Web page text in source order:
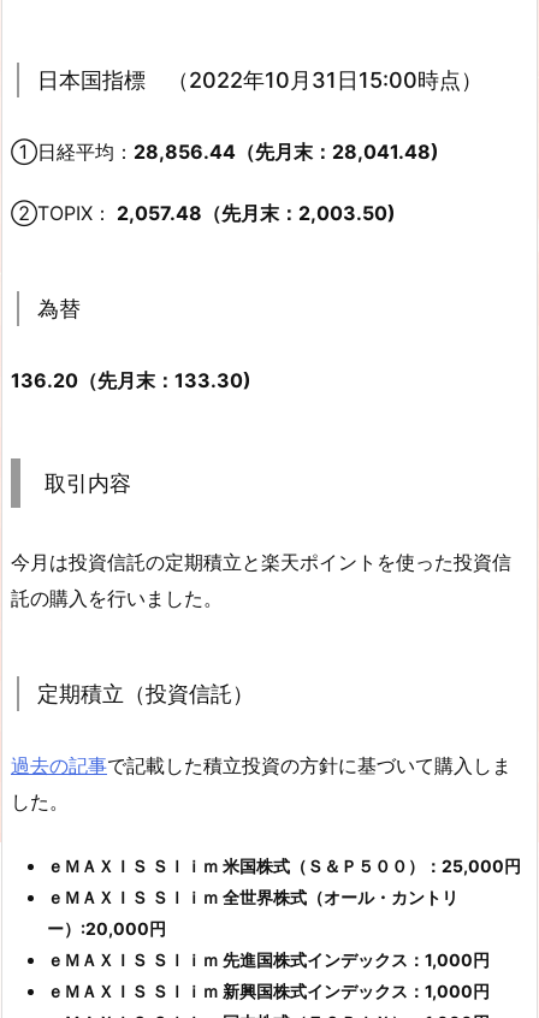
日本国指標 （2022年10月31日15:00時点）
①日経平均： 28,856.44（先月末：28,041.48)
②TOPIX： 2,057.48（先月末：2,003.50)
為替
136.20（先月末：133.30)
取引内容
今月は投資信託の定期積立と楽天ポイントを使った投資信
託の購入を行いました。
定期積立（投資信託）
過去の記事で記載した積立投資の方針に基づいて購入しま
した。
ｅＭＡＸＩＳ Ｓｌｉｍ 米国株式（Ｓ＆Ｐ５００）：25,000円
ｅＭＡＸＩＳ Ｓｌｉｍ 全世界株式（オール・カントリ
ー）:20,000円
ｅＭＡＸＩＳ Ｓｌｉｍ 先進国株式インデックス：1,000円
ｅＭＡＸＩＳ Ｓｌｉｍ 新興国株式インデックス：1,000円